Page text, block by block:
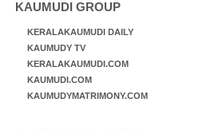
KAUMUDI GROUP
KERALAKAUMUDI DAILY
KAUMUDY TV
KERALAKAUMUDI.COM
KAUMUDI.COM
KAUMUDYMATRIMONY.COM